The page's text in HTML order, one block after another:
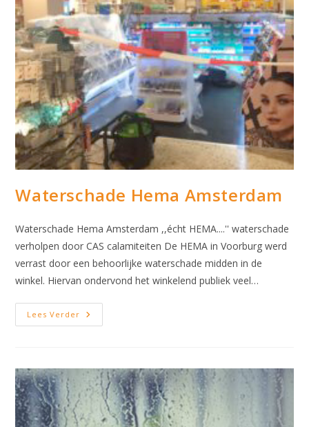
Waterschade Hema Amsterdam
Waterschade Hema Amsterdam ,,écht HEMA....'' waterschade
verholpen door CAS calamiteiten De HEMA in Voorburg werd
verrast door een behoorlijke waterschade midden in de
winkel. Hiervan ondervond het winkelend publiek veel…
Lees Verder Waterschade
Hema